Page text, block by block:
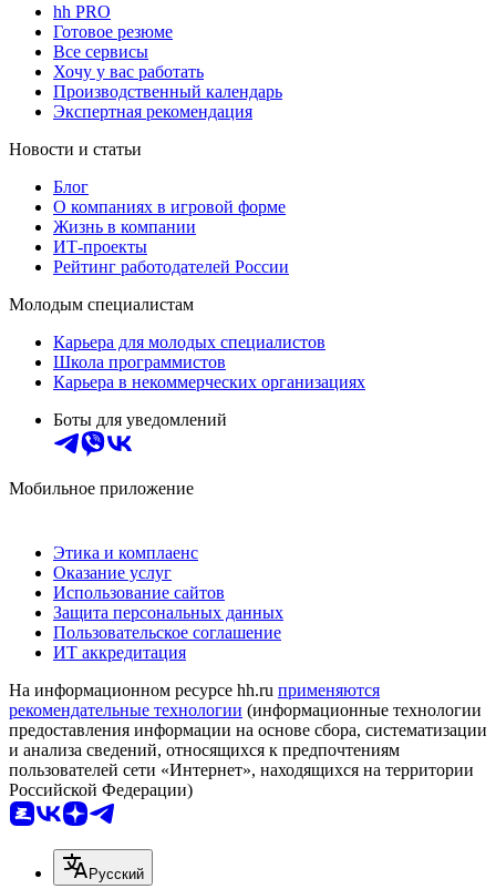
hh PRO
Готовое резюме
Все сервисы
Хочу у вас работать
Производственный календарь
Экспертная рекомендация
Новости и статьи
Блог
О компаниях в игровой форме
Жизнь в компании
ИТ-проекты
Рейтинг работодателей России
Молодым специалистам
Карьера для молодых специалистов
Школа программистов
Карьера в некоммерческих организациях
Боты для уведомлений
Мобильное приложение
Этика и комплаенс
Оказание услуг
Использование сайтов
Защита персональных данных
Пользовательское соглашение
ИТ аккредитация
На информационном ресурсе hh.ru применяются
рекомендательные технологии (информационные технологии
предоставления информации на основе сбора, систематизации
и анализа сведений, относящихся к предпочтениям
пользователей сети «Интернет», находящихся на территории
Российской Федерации)
Русский